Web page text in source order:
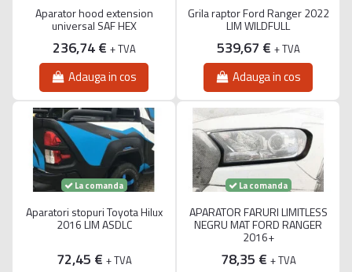
Aparator hood extension
universal SAF HEX
236,74 € + TVA
Adauga in cos
Grila raptor Ford Ranger 2022
LIM WILDFULL
539,67 € + TVA
Adauga in cos
La comanda
Aparatori stopuri Toyota Hilux
2016 LIM ASDLC
72,45 € + TVA
La comanda
APARATOR FARURI LIMITLESS
NEGRU MAT FORD RANGER
2016+
78,35 € + TVA